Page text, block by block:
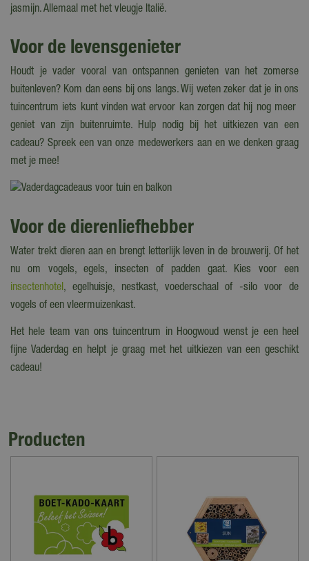
jasmijn. Allemaal met het vleugje Italië.
Voor de levensgenieter
Houdt je vader vooral van ontspannen genieten van het zomerse
buitenleven? Kom dan eens bij ons langs. Wij weten zeker dat je in ons
tuincentrum iets kunt vinden wat ervoor kan zorgen dat hij nog meer
geniet van zijn buitenruimte. Hulp nodig bij het uitkiezen van een
cadeau? Spreek een van onze medewerkers aan en we denken graag
met je mee!
Voor de dierenliefhebber
Water trekt dieren aan en brengt letterlijk leven in de brouwerij. Of het
nu om vogels, egels, insecten of padden gaat. Kies voor een
insectenhotel, egelhuisje, nestkast, voederschaal of -silo voor de
vogels of een vleermuizenkast.
Het hele team van ons tuincentrum in Hoogwoud wenst je een heel
fijne Vaderdag en helpt je graag met het uitkiezen van een geschikt
cadeau!
Producten